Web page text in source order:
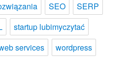
SEO
SERP
startup lubimyczytać
services
wordpress